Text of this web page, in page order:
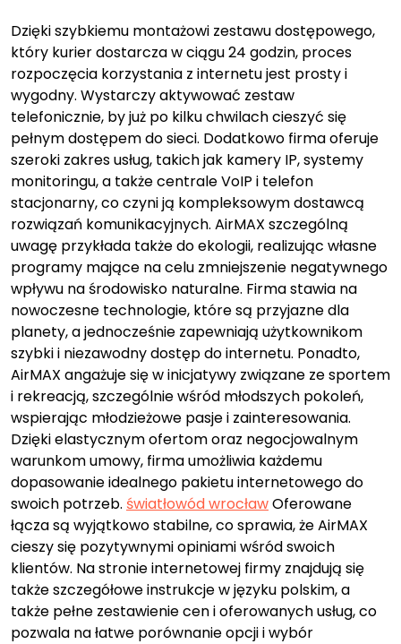
Dzięki szybkiemu montażowi zestawu dostępowego,
który kurier dostarcza w ciągu 24 godzin, proces
rozpoczęcia korzystania z internetu jest prosty i
wygodny. Wystarczy aktywować zestaw
telefonicznie, by już po kilku chwilach cieszyć się
pełnym dostępem do sieci. Dodatkowo firma oferuje
szeroki zakres usług, takich jak kamery IP, systemy
monitoringu, a także centrale VoIP i telefon
stacjonarny, co czyni ją kompleksowym dostawcą
rozwiązań komunikacyjnych. AirMAX szczególną
uwagę przykłada także do ekologii, realizując własne
programy mające na celu zmniejszenie negatywnego
wpływu na środowisko naturalne. Firma stawia na
nowoczesne technologie, które są przyjazne dla
planety, a jednocześnie zapewniają użytkownikom
szybki i niezawodny dostęp do internetu. Ponadto,
AirMAX angażuje się w inicjatywy związane ze sportem
i rekreacją, szczególnie wśród młodszych pokoleń,
wspierając młodzieżowe pasje i zainteresowania.
Dzięki elastycznym ofertom oraz negocjowalnym
warunkom umowy, firma umożliwia każdemu
dopasowanie idealnego pakietu internetowego do
swoich potrzeb. światłowód wrocławOferowane
łącza są wyjątkowo stabilne, co sprawia, że AirMAX
cieszy się pozytywnymi opiniami wśród swoich
klientów. Na stronie internetowej firmy znajdują się
także szczegółowe instrukcje w języku polskim, a
także pełne zestawienie cen i oferowanych usług, co
pozwala na łatwe porównanie opcji i wybór